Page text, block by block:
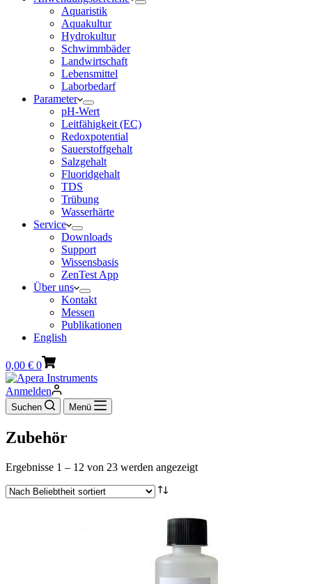
Aquaristik
Aquakultur
Hydrokultur
Schwimmbäder
Landwirtschaft
Lebensmittel
Laborbedarf
Parameter
pH-Wert
Leitfähigkeit (EC)
Redoxpotential
Sauerstoffgehalt
Salzgehalt
Fluoridgehalt
TDS
Trübung
Wasserhärte
Service
Downloads
Support
Wissensbasis
ZenTest App
Über uns
Kontakt
Messen
Publikationen
English
Warenkorb
0,00 € 0
Anmelden
Suchen Menü
Zubehör
Ergebnisse 1 – 12 von 23 werden angezeigtNach